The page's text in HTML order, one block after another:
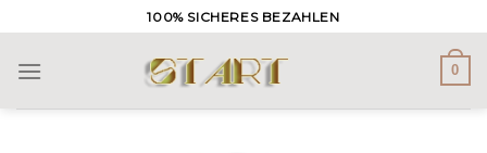
to
content
100% SICHERES BEZAHLEN
0